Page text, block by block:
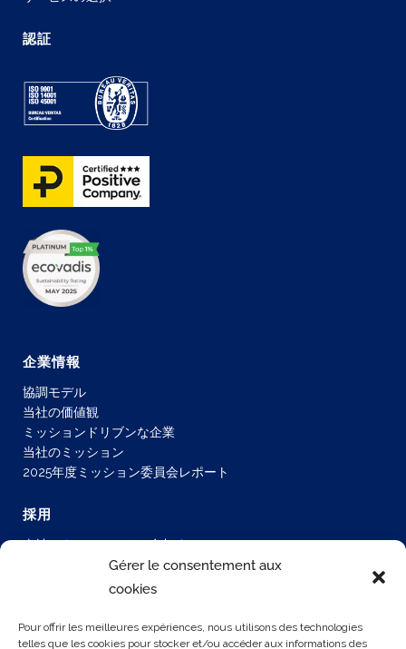
Gérer le consentement aux
cookies
Pour offrir les meilleures expériences, nous utilisons des technologies
telles que les cookies pour stocker et/ou accéder aux informations des
認証
企業情報
協調モデル
当社の価値観
ミッションドリブンな企業
当社のミッション
2025年度ミッション委員会レポート
採用
当社のネットワークに参加する